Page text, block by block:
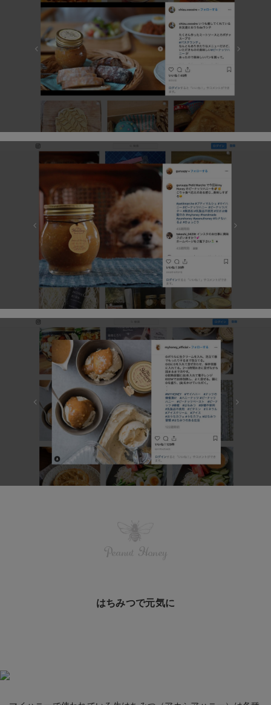
Peanut Honey
はちみつで元気に